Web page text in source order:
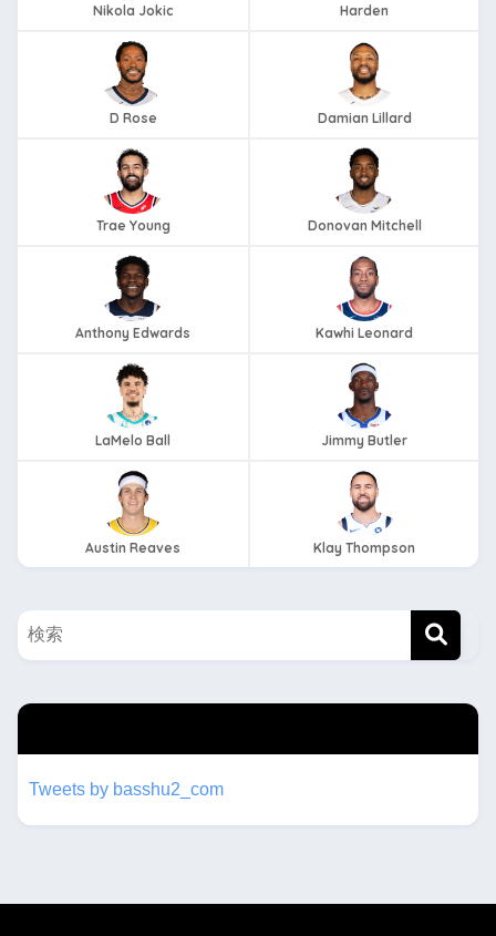
Nikola Jokic Harden
D Rose Damian Lillard
Trae Young Donovan Mitchell
Anthony Edwards Kawhi Leonard
LaMelo Ball Jimmy Butler
Austin Reaves Klay Thompson
Tweets by basshu2_com